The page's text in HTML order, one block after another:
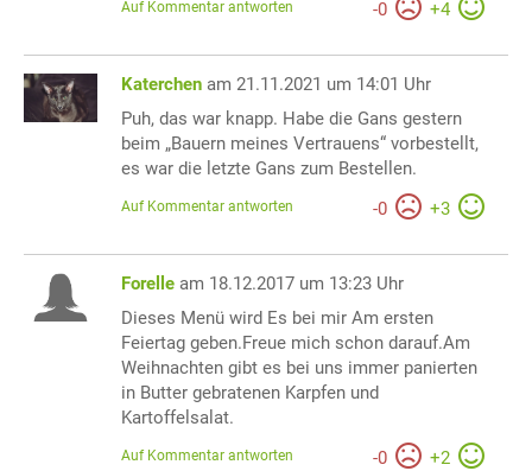
-0 +4
Auf Kommentar antworten
Katerchen am 21.11.2021 um 14:01 Uhr
Puh, das war knapp. Habe die Gans gestern
beim „Bauern meines Vertrauens“ vorbestellt,
es war die letzte Gans zum Bestellen.
-0 +3
Auf Kommentar antworten
Forelle am 18.12.2017 um 13:23 Uhr
Dieses Menü wird Es bei mir Am ersten
Feiertag geben.Freue mich schon darauf.Am
Weihnachten gibt es bei uns immer panierten
in Butter gebratenen Karpfen und
Kartoffelsalat.
-0 +2
Auf Kommentar antworten